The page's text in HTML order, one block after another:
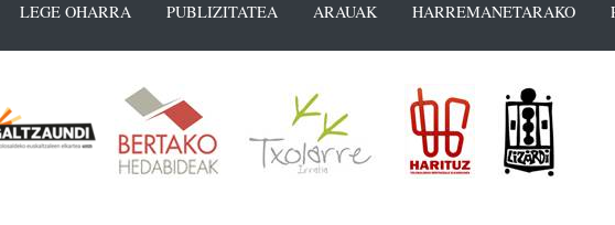
LEGE OHARRA PUBLIZITATEA ARAUAK HARREMANETARAKO